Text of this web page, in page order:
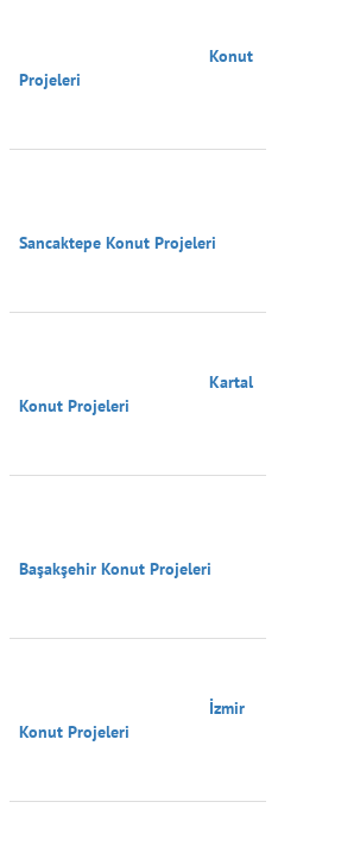
Projeleri
Sancaktepe Konut Projeleri
Konut Projeleri
Başakşehir Konut Projeleri
Konut Projeleri